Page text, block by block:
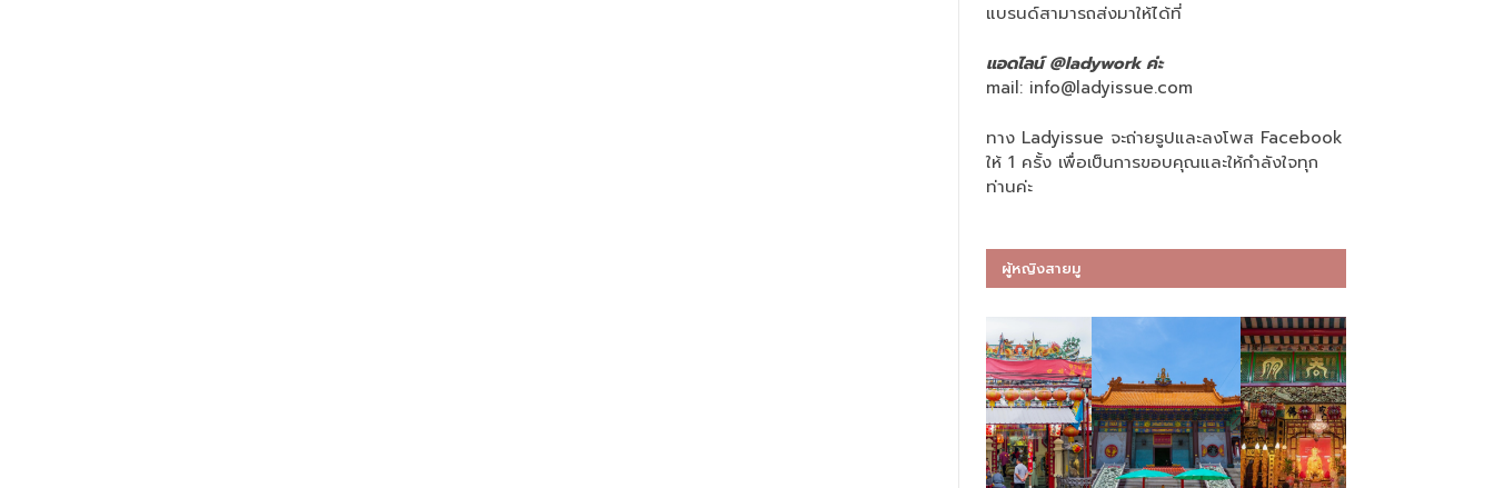
แบรนด์สามารถส่งมาให้ได้ที่
แอดไลน์ @ladywork ค่ะ
mail: info@ladyissue.com
ทาง Ladyissue จะถ่ายรูปและลงโพส Facebook
ให้ 1 ครั้ง เพื่อเป็นการขอบคุณและให้กำลังใจทุก
ท่านค่ะ
ผู้หญิงสายมู